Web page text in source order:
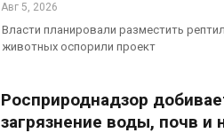
Авг 5, 2026
Власти планировали разместить
животных оспорили проект
Росприроднадзор
загрязнение воды, почв и
Авг 6,